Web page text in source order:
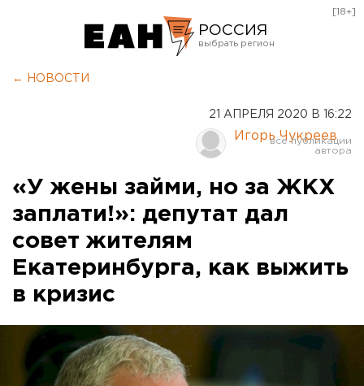
РОССИЯ
Курган
Оренбург
[18+]
← НОВОСТИ
21 АПРЕЛЯ 2020 В 16:22
Игорь Чукреев
«У жены займи, но за ЖКХ
заплати!»: депутат дал
совет жителям
Екатеринбурга, как выжить
в кризис